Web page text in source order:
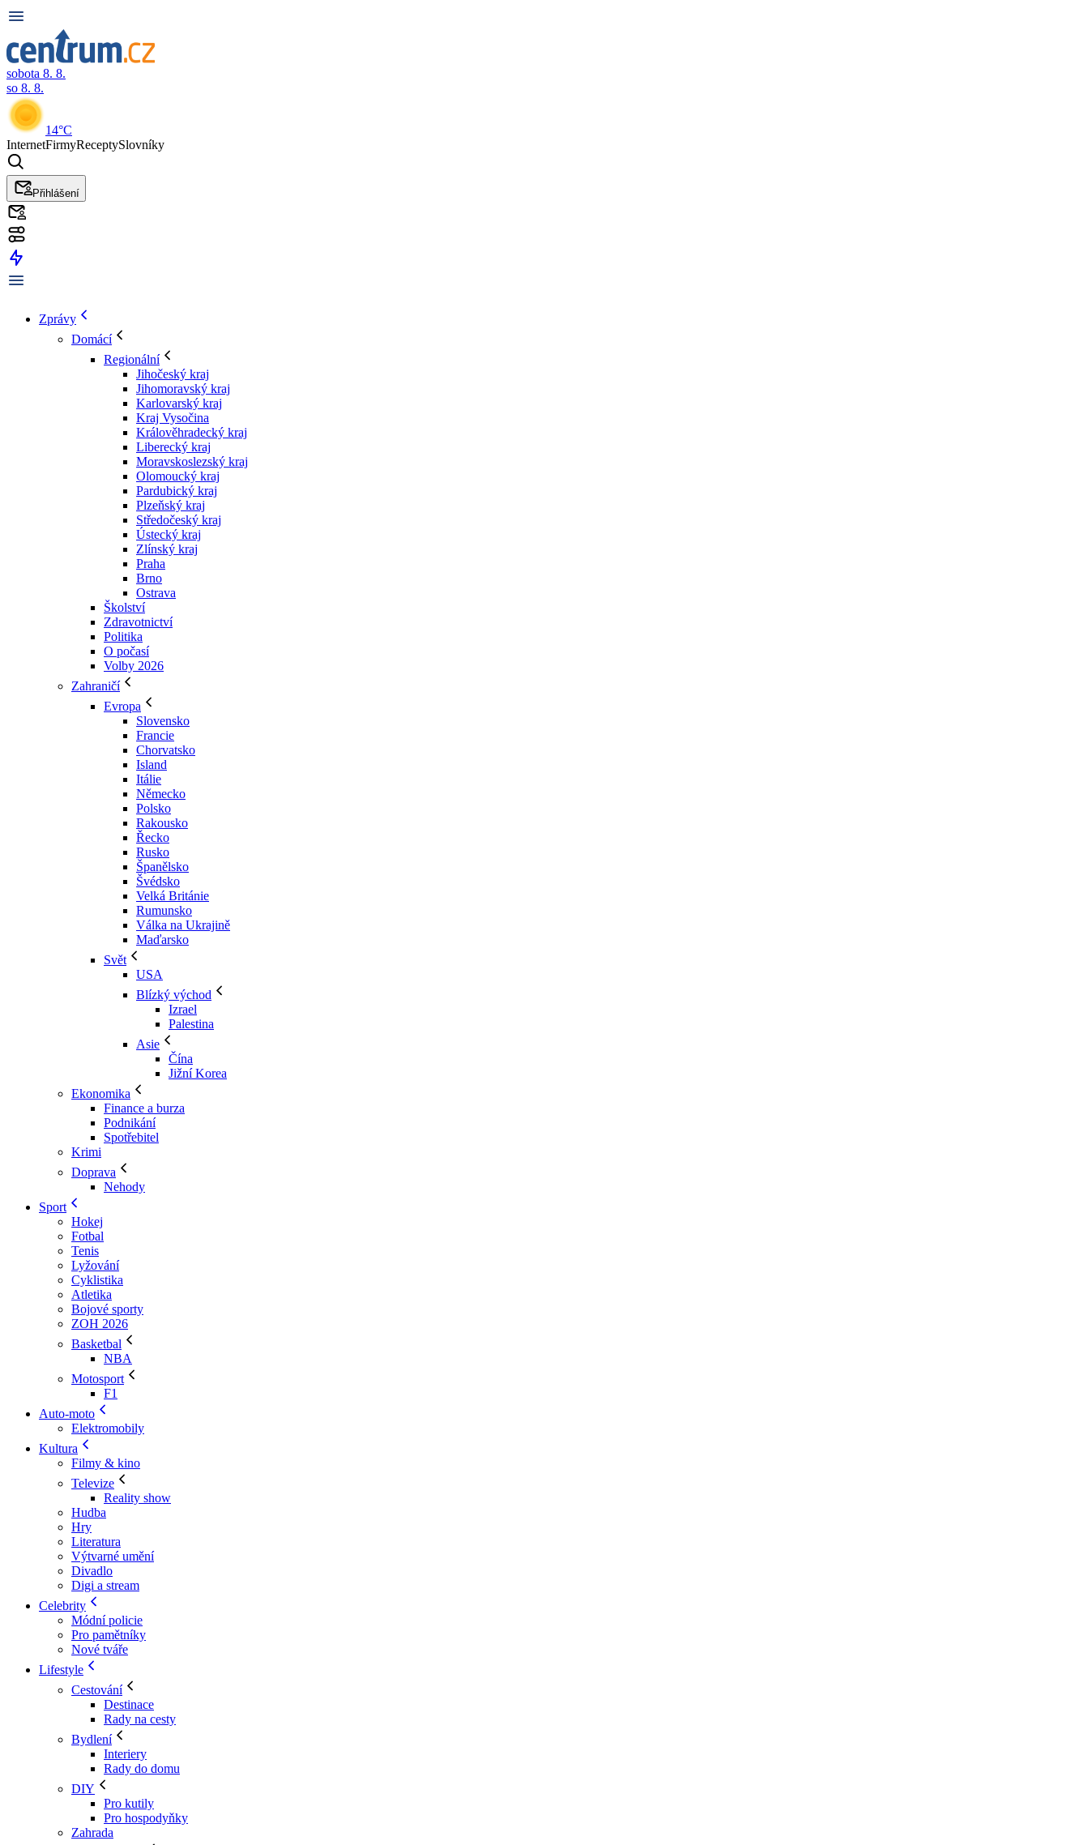
sobota 8. 8.
so 8. 8.
14°C
InternetFirmyReceptySlovníky
Přihlášení
Zprávy
Domácí
Regionální
Jihočeský kraj
Jihomoravský kraj
Karlovarský kraj
Kraj Vysočina
Králověhradecký kraj
Liberecký kraj
Moravskoslezský kraj
Olomoucký kraj
Pardubický kraj
Plzeňský kraj
Středočeský kraj
Ústecký kraj
Zlínský kraj
Praha
Brno
Ostrava
Školství
Zdravotnictví
Politika
O počasí
Volby 2026
Zahraničí
Evropa
Slovensko
Francie
Chorvatsko
Island
Itálie
Německo
Polsko
Rakousko
Řecko
Rusko
Španělsko
Švédsko
Velká Británie
Rumunsko
Válka na Ukrajině
Maďarsko
Svět
USA
Blízký východ
Izrael
Palestina
Asie
Čína
Jižní Korea
Ekonomika
Finance a burza
Podnikání
Spotřebitel
Krimi
Doprava
Nehody
Sport
Hokej
Fotbal
Tenis
Lyžování
Cyklistika
Atletika
Bojové sporty
ZOH 2026
Basketbal
NBA
Motosport
F1
Auto-moto
Elektromobily
Kultura
Filmy & kino
Televize
Reality show
Hudba
Hry
Literatura
Výtvarné umění
Divadlo
Digi a stream
Celebrity
Módní policie
Pro pamětníky
Nové tváře
Lifestyle
Cestování
Destinace
Rady na cesty
Bydlení
Interiery
Rady do domu
DIY
Pro kutily
Pro hospodyňky
Zahrada